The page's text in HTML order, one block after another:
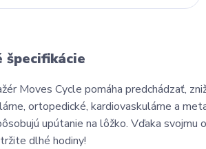
špecifikácie
Moves Cycle pomáha predchádzať,
ortopedické, kardiovaskulárne a
upútanie na lôžko. Vďaka
dlhé hodiny!